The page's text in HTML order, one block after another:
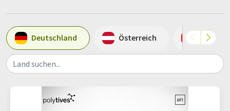
Deutschland Österreich Schweiz
Land suchen...